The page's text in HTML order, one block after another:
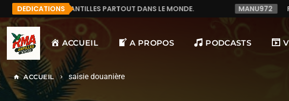
DEDICATIONS
PARTOUT DANS LE MONDE. MANU972 F&LICITATION J'AI
ACCUEIL A PROPOS PODCASTS
home ACCUEIL keyboard_arrow_right saisie douanière